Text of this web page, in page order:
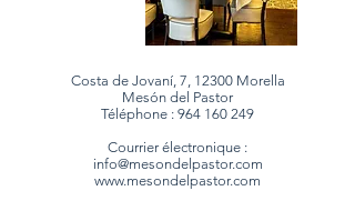
Costa de Jovaní, 7, 12300 Morella
Mesón del Pastor
Téléphone : 964 160 249
Courrier électronique :
info@mesondelpastor.com
www.mesondelpastor.com